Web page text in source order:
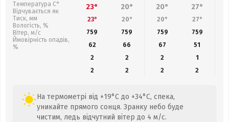
Температура С°
Відчувається як
Тиск, мм
Вологість, %
Вітер, м/с
Ймовірність опадів,
%
23° 20° 20° 27°
23° 20° 20° 27°
759
759 759 759
62
66 67 51
2
2 2
1
2
2 2 2
На термометрі від +19°C до +34°C, спека,
уникайте прямого сонця. Зранку небо буде
чистим, ледь відчутний вітер до 4 м/с.